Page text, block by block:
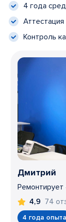
4 года
Контроль
Дмитрий
4,9 74
4 года опыта